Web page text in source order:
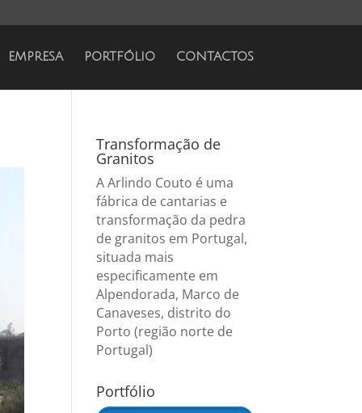
EMPRESA PORTFÓLIO CONTACTOS
Transformação de
Granitos
A Arlindo Couto é uma
fábrica de cantarias e
transformação da pedra
de granitos em Portugal,
situada mais
especificamente em
Alpendorada, Marco de
Canaveses, distrito do
Porto (região norte de
Portugal)
Portfólio